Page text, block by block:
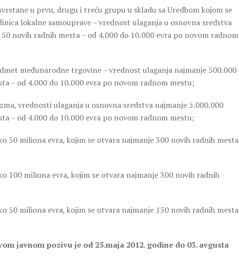
u prvu, drugu i treću grupu u skladu sa Uredbom kojom se
lokalne samouprave – vrednost ulaganja u osnovna sredstva
novih radnih mesta – od 4.000 do 10.000 evra po novom radnom
međunarodne trgovine – vrednost ulaganja najmanje 500.000
– od 4.000 do 10.000 evra po novom radnom mestu;
vrednosti ulaganja u osnovna sredstva najmanje 5.000.000
– od 4.000 do 10.000 evra po novom radnom mestu;
50 miliona evra, kojim se otvara najmanje 300 novih radnih mesta
100 miliona evra, kojim se otvara najmanje 300 novih radnih
50 miliona evra, kojim se otvara najmanje 150 novih radnih mesta
javnom pozivu je od 25.maja 2012. godine do 03. avgusta